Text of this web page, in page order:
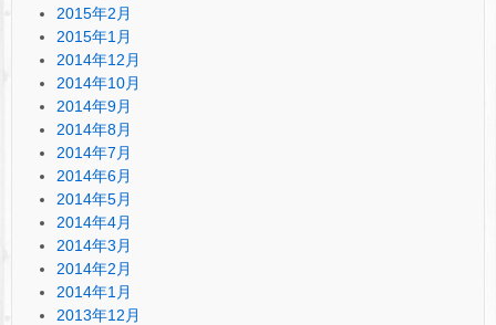
2015年2月
2015年1月
2014年12月
2014年10月
2014年9月
2014年8月
2014年7月
2014年6月
2014年5月
2014年4月
2014年3月
2014年2月
2014年1月
2013年12月